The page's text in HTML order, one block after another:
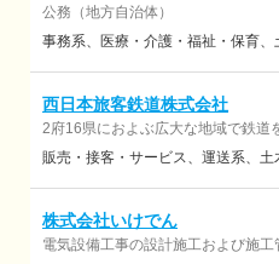
公務（地方自治体）
事務系
医療・介護・福祉・保育
西日本旅客鉄道株式会社
2府16県におよぶ広大な地域で鉄道
約500万人ものお客様にご利用いた
ョッピングセンター、不動産など
販売・接客・サービス 運送系 土
株式会社いけでん
電気設備⼯事の設計施⼯および施⼯